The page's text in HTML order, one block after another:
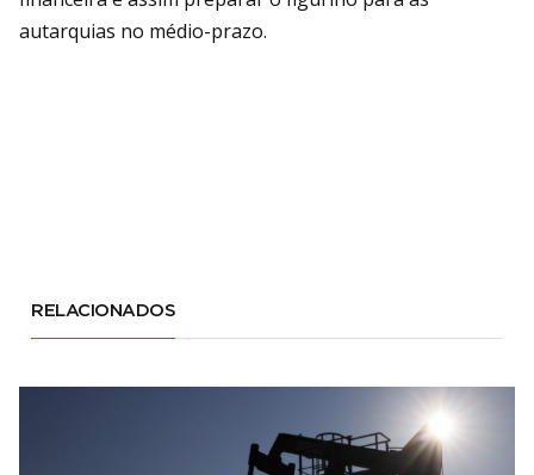
autarquias no médio-prazo.
RELACIONADOS